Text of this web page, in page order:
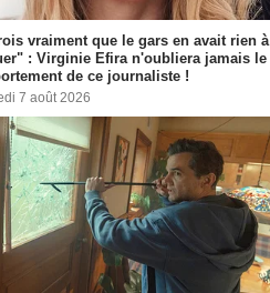
vraiment que le gars en avait rien à
: Virginie Efira n'oubliera jamais le
de ce journaliste !
7 août 2026